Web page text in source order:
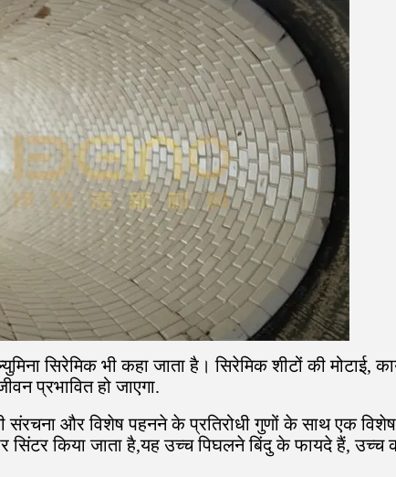
सिरेमिक भी कहा जाता है। सिरेमिक शीटों की मोटाई,
प्रभावित हो जाएगा.
संरचना और विशेष पहनने के प्रतिरोधी गुणों के साथ एक
सिंटर किया जाता है,यह उच्च पिघलने बिंदु के फायदे हैं, उच्च